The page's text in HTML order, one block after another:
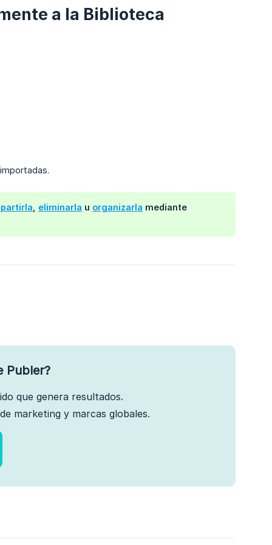
a la Biblioteca
eliminarla u organizarla mediante
Publer?
que genera resultados.
marketing y marcas globales.